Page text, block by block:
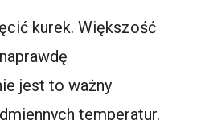
kurek. Większość
jest to ważny
temperatur.